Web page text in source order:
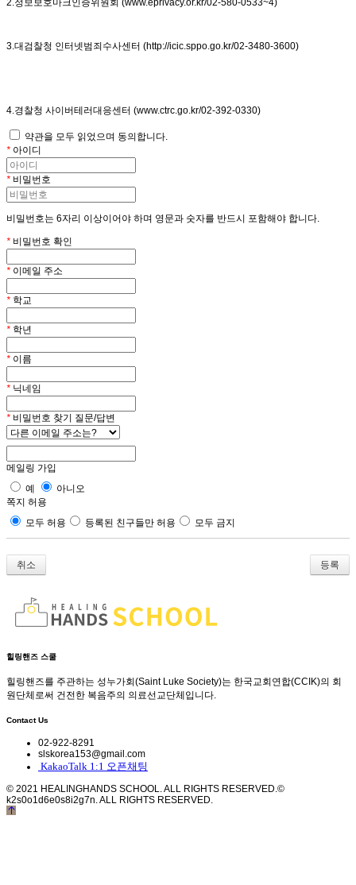
2.정보보호마크인증위원회 (www.eprivacy.or.kr/02-580-0533~4)
3.대검찰청 인터넷범죄수사센터 (http://icic.sppo.go.kr/02-3480-3600)
4.경찰청 사이버테러대응센터 (www.ctrc.go.kr/02-392-0330)
약관을 모두 읽었으며 동의합니다.
* 아이디
* 비밀번호
비밀번호는 6자리 이상이어야 하며 영문과 숫자를 반드시 포함해야 합니다.
* 비밀번호 확인
* 이메일 주소
* 학교
* 학년
* 이름
* 닉네임
* 비밀번호 찾기 질문/답변
메일링 가입
예
아니오
쪽지 허용
모두 허용
등록된 친구들만 허용 모두 금지
취소
힐링핸즈 스쿨
힐링핸즈를 주관하는 성누가회(Saint Luke Society)는 한국교회연합(CCIK)의 회
원단체로써 건전한 복음주의 의료선교단체입니다.
Contact Us
02-922-8291
slskorea153@gmail.com
KakaoTalk 1:1 오픈채팅
© 2021 HEALINGHANDS SCHOOL. ALL RIGHTS RESERVED.©
k2s0o1d6e0s8i2g7n. ALL RIGHTS RESERVED.